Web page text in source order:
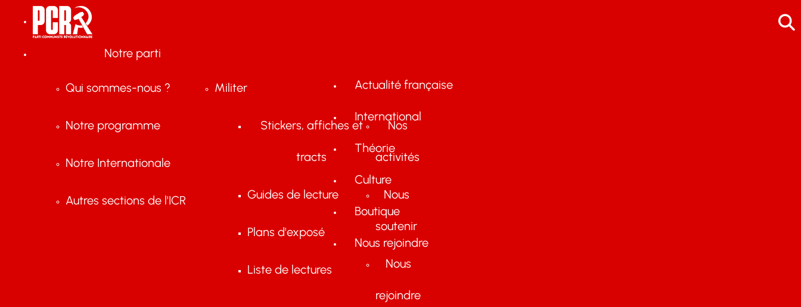
Notre parti
Qui sommes-nous ?
Notre programme
Notre Internationale
Autres sections de l'ICR
Militer
Stickers, affiches et
tracts
Guides de lecture
Plans d'exposé
Liste de lectures
Nos
activités
Nous
soutenir
Nous
rejoindre
Actualité française
International
Théorie
Culture
Boutique
Nous rejoindre